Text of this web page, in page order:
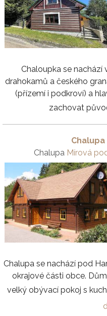
Chaloupka se nachází
drahokamů a českého
(přízemí i podkroví) a
zachovat
Chalupa Mírová
Chalupa se nachází pod
okrajové části obce.
velký obývací pokoj s